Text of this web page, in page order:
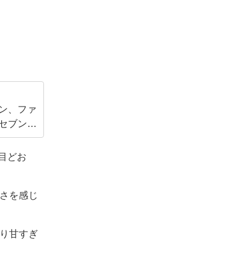
、ファ
ブンイ
好き
どお
を感じ
甘すぎ